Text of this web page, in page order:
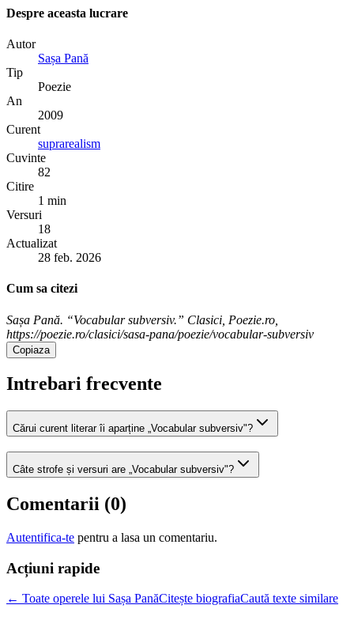
Despre aceasta lucrare
Autor
Sașa Pană
Tip
Poezie
An
2009
Curent
suprarealism
Cuvinte
82
Citire
1 min
Versuri
18
Actualizat
28 feb. 2026
Cum sa citezi
Sașa Pană. “Vocabular subversiv.” Clasici, Poezie.ro,
https://poezie.ro/clasici/sasa-pana/poezie/vocabular-subversiv
Copiaza
Intrebari frecvente
Cărui curent literar îi aparține „Vocabular subversiv"?
Câte strofe și versuri are „Vocabular subversiv"?
Comentarii (0)
Autentifica-te pentru a lasa un comentariu.
Acțiuni rapide
← Toate operele lui Sașa PanăCitește biografiaCaută texte similare